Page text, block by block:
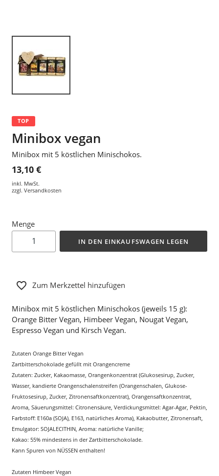
TOP
Minibox vegan
Minibox mit 5 köstlichen Minischokos.
13,10 €
inkl. MwSt.
zzgl. Versandkosten
Menge
IN DEN EINKAUFSWAGEN LEGEN
Zum Merkzettel hinzufügen
Minibox mit 5 köstlichen Minischokos (jeweils 15 g):
Orange Bitter Vegan, Himbeer Vegan, Nougat Vegan,
Espresso Vegan und Kirsch Vegan.
Zutaten Orange Bitter Vegan
Zartbitterschokolade gefüllt mit Orangencreme
Zutaten: Zucker, Kakaomasse, Orangenkonzentrat (Glukosesirup, Zucker,
Wasser, kandierte Orangenschalenstreifen (Orangenschalen, Glukose-
Fruktosesirup, Zucker, Zitronensaftkonzentrat), Orangensaftkonzentrat,
Aroma, Säuerungsmittel: Citronensäure, Verdickungsmittel: Agar-Agar, Pektin,
Farbstoff: E160a (SOJA), E163, natürliches Aroma), Kakaobutter, Zitronensaft,
Emulgator: SOJALECITHIN, Aroma: natürliche Vanille;
Kakao: 55% mindestens in der Zartbitterschokolade.
Kann Spuren von NÜSSEN enthalten!
Zutaten Himbeer Vegan